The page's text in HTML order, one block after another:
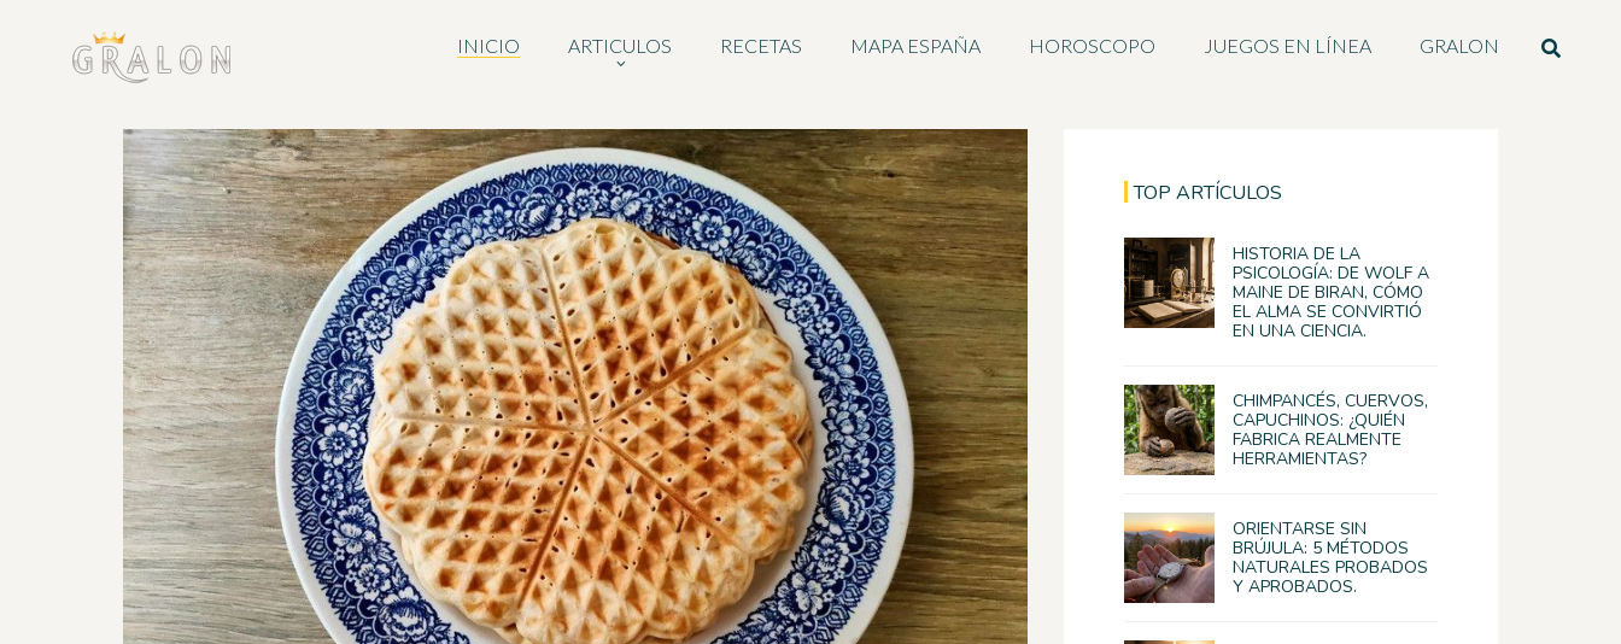
INICIO ARTICULOS RECETAS MAPA ESPAÑA HOROSCOPO JUEGOS EN LÍNEA GRALON
TOP ARTÍCULOS
HISTORIA DE LA
PSICOLOGÍA: DE WOLF A
MAINE DE BIRAN, CÓMO
EL ALMA SE CONVIRTIÓ
EN UNA CIENCIA.
CHIMPANCÉS, CUERVOS,
CAPUCHINOS: ¿QUIÉN
FABRICA REALMENTE
HERRAMIENTAS?
ORIENTARSE SIN
BRÚJULA: 5 MÉTODOS
NATURALES PROBADOS
Y APROBADOS.